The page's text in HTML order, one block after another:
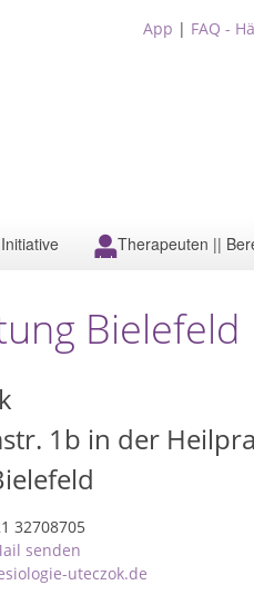
App | FAQ -
Therapeuten ||
Bielefeld
1b in der
32708705
senden
uteczok.de